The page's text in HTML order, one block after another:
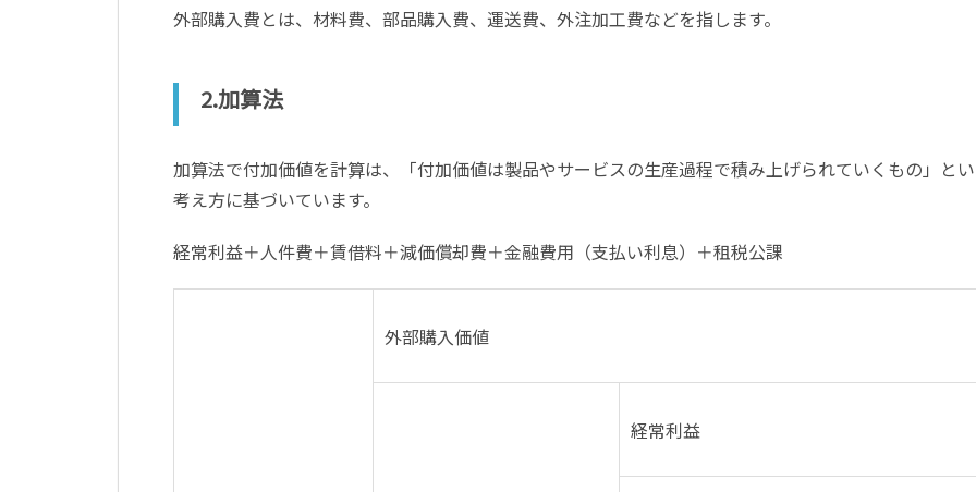
外部購入費とは、材料費、部品購入費、運送費、外注加工費などを指します。
2.加算法
加算法で付加価値を計算は、「付加価値は製品やサービスの生産過程で積み上げられていくもの」と
考え方に基づいています。
経常利益＋人件費＋賃借料＋減価償却費＋金融費用（支払い利息）＋租税公課
外部購入価値
経常利益